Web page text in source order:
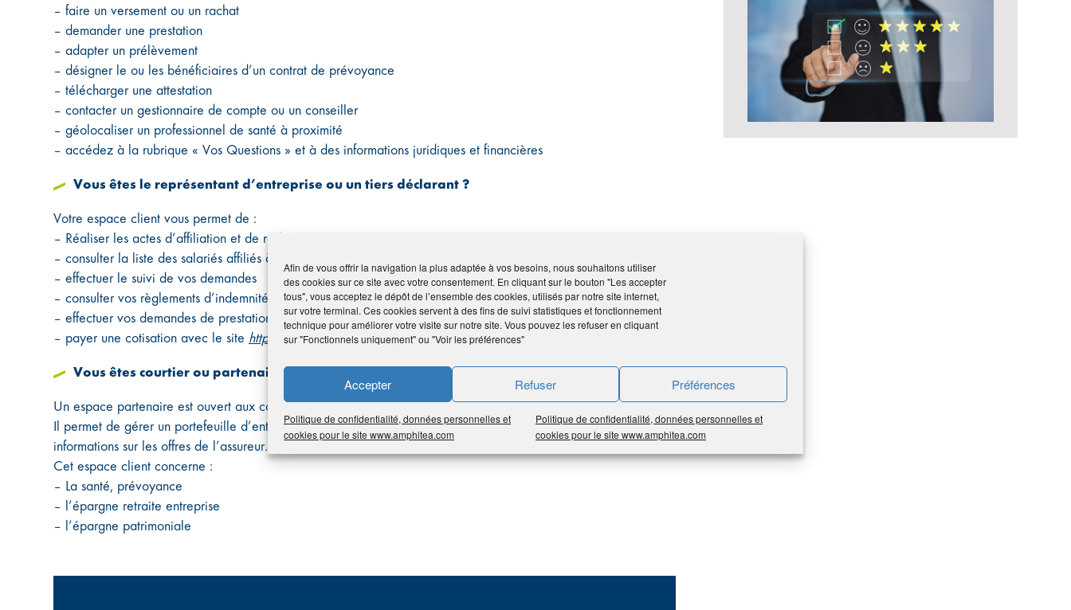
Afin de vous offrir la navigation la plus adaptée à vos besoins, nous souhaitons utiliser
des cookies sur ce site avec votre consentement. En cliquant sur le bouton "Les accepter
tous", vous acceptez le dépôt de l’ensemble des cookies, utilisés par notre site internet,
sur votre terminal. Ces cookies servent à des fins de suivi statistiques et fonctionnement
technique pour améliorer votre visite sur notre site. Vous pouvez les refuser en cliquant
sur "Fonctionnels uniquement" ou "Voir les préférences"
Accepter Refuser Préférences
Politique de confidentialité, données personnelles et
cookies pour le site www.amphitea.com
Politique de confidentialité, données personnelles et
cookies pour le site www.amphitea.com
– faire un versement ou un rachat
– demander une prestation
– adapter un prélèvement
– désigner le ou les bénéficiaires d’un contrat de prévoyance
– télécharger une attestation
– contacter un gestionnaire de compte ou un conseiller
– géolocaliser un professionnel de santé à proximité
– accédez à la rubrique « Vos Questions » et à des informations juridiques et financières
Vous êtes le représentant d’entreprise ou un tiers déclarant ?
Votre espace client vous permet de :
– Réaliser les actes d’affiliation et de radiation
– consulter la liste des salariés affiliés à un contrat santé
– effectuer le suivi de vos demandes
– consulter vos règlements d’indemnités journalières
– effectuer vos demandes de prestation décès…
– payer une cotisation avec le site https:/www.cotizen.fr/
Vous êtes courtier ou partenaire d’AG2R LA MONDIALE ?
Un espace partenaire est ouvert aux courtiers et aux professions de conseil.
Il permet de gérer un portefeuille d’entreprises clientes, de réaliser des opérations ou encore d’accéder aux
informations sur les offres de l’assureur.
Cet espace client concerne :
– La santé, prévoyance
– l’épargne retraite entreprise
– l’épargne patrimoniale